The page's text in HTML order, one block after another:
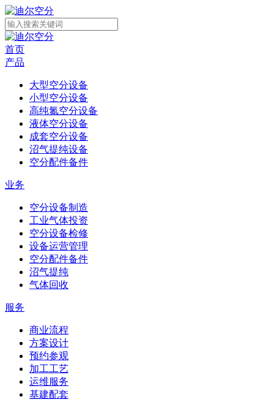
首页
产品
大型空分设备
小型空分设备
高纯氮空分设备
液体空分设备
成套空分设备
沼气提纯设备
空分配件备件
业务
空分设备制造
工业气体投资
空分设备检修
设备运营管理
空分配件备件
沼气提纯
气体回收
服务
商业流程
方案设计
预约参观
加工工艺
运维服务
基建配套